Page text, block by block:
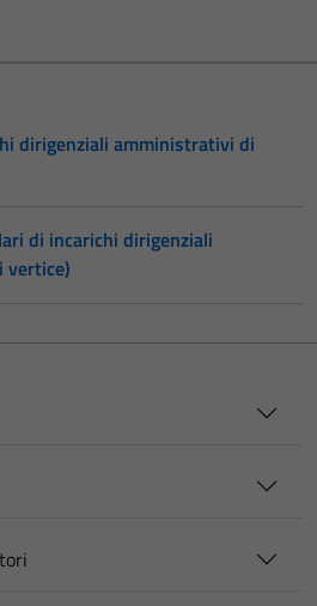
dirigenziali amministrativi di
di incarichi dirigenziali